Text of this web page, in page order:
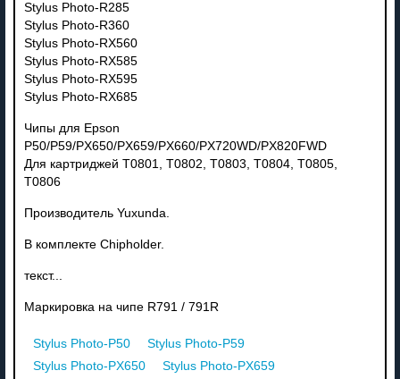
Stylus Photo-R285
Stylus Photo-R360
Stylus Photo-RX560
Stylus Photo-RX585
Stylus Photo-RX595
Stylus Photo-RX685
Чипы для Epson
P50/P59/PX650/PX659/PX660/PX720WD/PX820FWD
Для картриджей T0801, T0802, T0803, T0804, T0805,
T0806
Производитель Yuxunda.
В комплекте Chipholder.
текст...
Маркировка на чипе R791 / 791R
Stylus Photo-P50
Stylus Photo-P59
Stylus Photo-PX650
Stylus Photo-PX659